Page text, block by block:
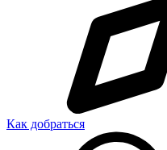
Как добраться